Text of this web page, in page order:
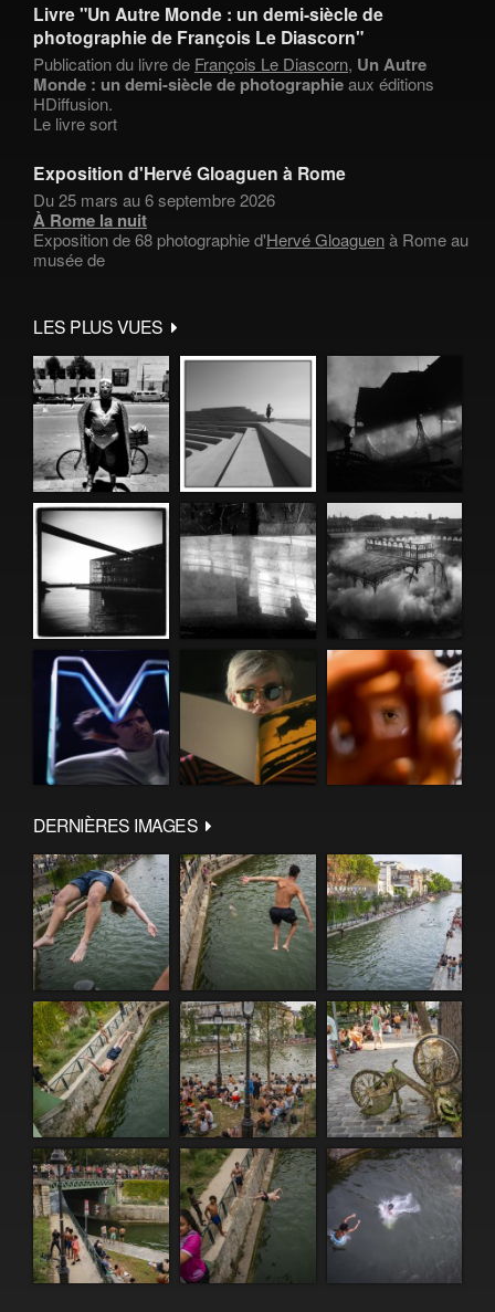
Livre "Un Autre Monde : un demi-siècle de
photographie de François Le Diascorn"
Publication du livre de François Le Diascorn, Un Autre
Monde : un demi-siècle de photographieaux éditions
HDiffusion.
Le livre sort
Exposition d'Hervé Gloaguen à Rome
Du 25 mars au 6 septembre 2026
À Rome la nuit
Exposition de 68 photographie d'Hervé Gloaguenà Rome au
musée de
LES PLUS VUES
DERNIÈRES IMAGES